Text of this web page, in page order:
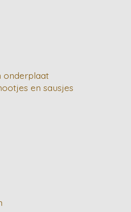
onderplaat
en sausjes